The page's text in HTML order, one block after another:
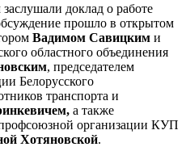
доклад о работе
прошло в открытом
Вадимом Савицким и
областного объединения
, председателем
Белорусского
транспорта и
а также
организации КУП
Хотяновской.